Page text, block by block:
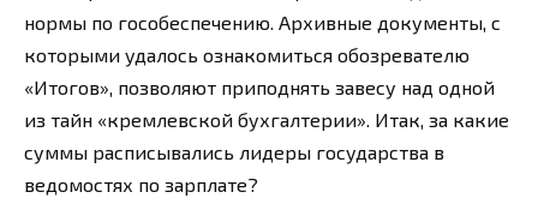
нормы по гособеспечению. Архивные документы, с
которыми удалось ознакомиться обозревателю
«Итогов», позволяют приподнять завесу над одной
из тайн «кремлевской бухгалтерии». Итак, за какие
суммы расписывались лидеры государства в
ведомостях по зарплате?